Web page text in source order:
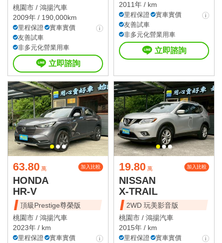
桃園市 / 鴻揚汽車
2009年 / 190,000km
里程保證
實車實價
友善試車
非多元化營業用車
立即諮詢
2011年 / km
里程保證
實車實價
友善試車
非多元化營業用車
立即諮詢
63.80 萬 加入比較
HONDA
HR-V
頂級Prestige尊榮版
桃園市 / 鴻揚汽車
2023年 / km
里程保證
實車實價
19.80 萬 加入比較
NISSAN
X-TRAIL
2WD 玩美影音版
桃園市 / 鴻揚汽車
2015年 / km
里程保證
實車實價